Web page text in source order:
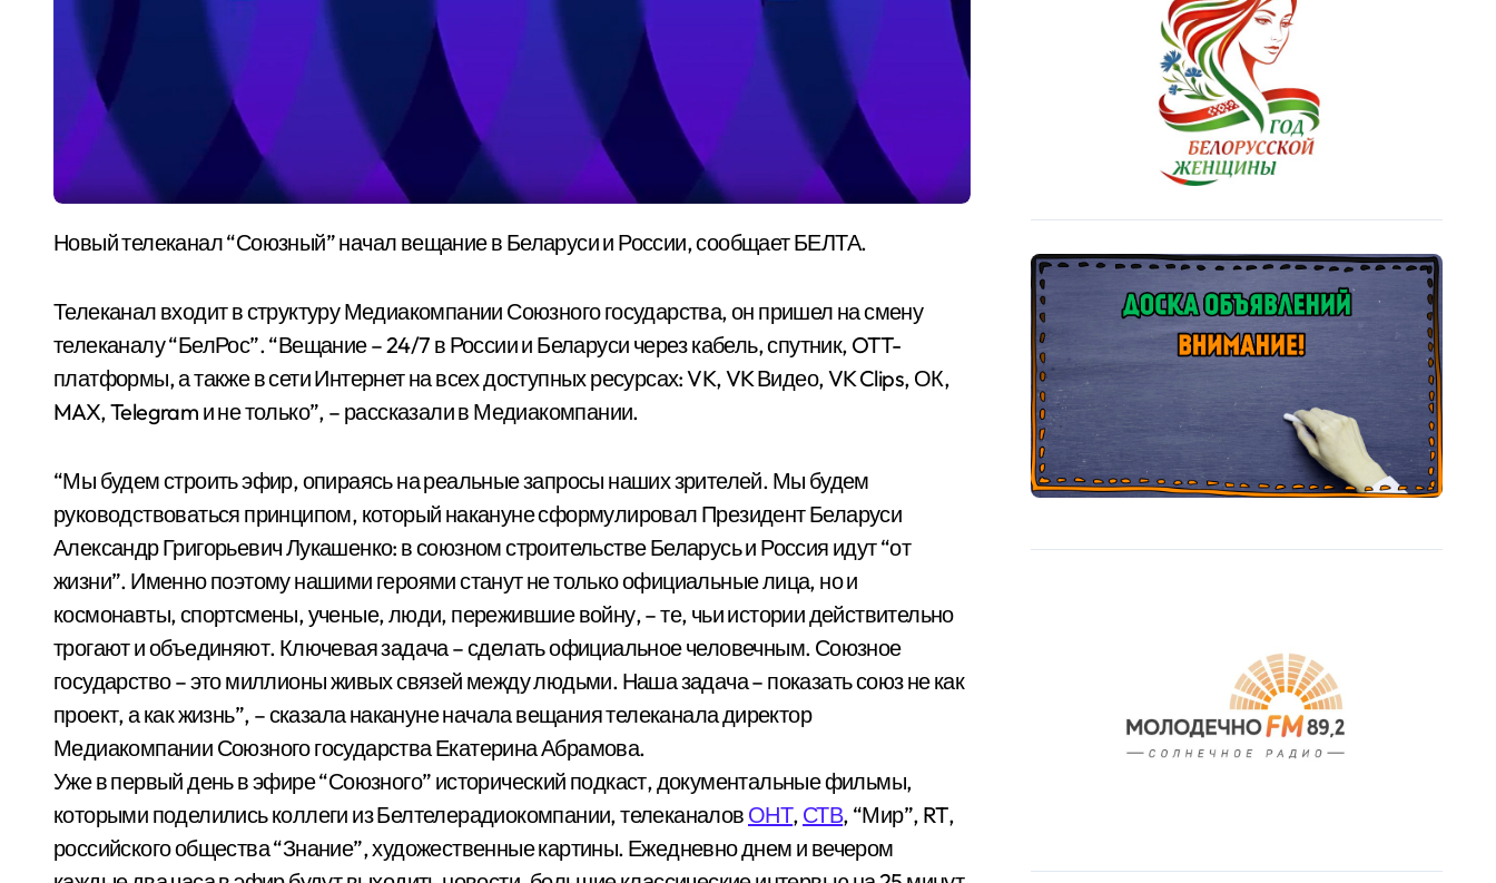
Новый телеканал “Союзный” начал вещание в Беларуси и России, сообщает БЕЛТА.
Телеканал входит в структуру Медиакомпании Союзного государства, он пришел на смену
телеканалу “БелРос”. “Вещание – 24/7 в России и Беларуси через кабель, спутник, OTT-
платформы, а также в сети Интернет на всех доступных ресурсах: VK, VK Видео, VK Clips, ОК,
MAX, Telegram и не только”, – рассказали в Медиакомпании.
“Мы будем строить эфир, опираясь на реальные запросы наших зрителей. Мы будем
руководствоваться принципом, который накануне сформулировал Президент Беларуси
Александр Григорьевич Лукашенко: в союзном строительстве Беларусь и Россия идут “от
жизни”. Именно поэтому нашими героями станут не только официальные лица, но и
космонавты, спортсмены, ученые, люди, пережившие войну, – те, чьи истории действительно
трогают и объединяют. Ключевая задача – сделать официальное человечным. Союзное
государство – это миллионы живых связей между людьми. Наша задача – показать союз не как
проект, а как жизнь”, – сказала накануне начала вещания телеканала директор
Медиакомпании Союзного государства Екатерина Абрамова.
Уже в первый день в эфире “Союзного” исторический подкаст, документальные фильмы,
которыми поделились коллеги из Белтелерадиокомпании, телеканалов ОНТ, СТВ, “Мир”, RT,
российского общества “Знание”, художественные картины. Ежедневно днем и вечером